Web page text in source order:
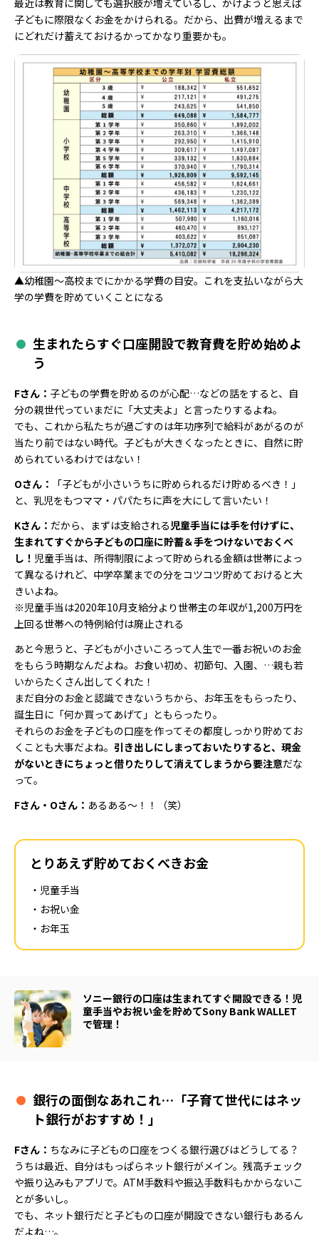
最近は教育に関しても選択肢が増えているし、かけようと思えば
子どもに際限なくお金をかけられる。だから、出費が増えるまで
にどれだけ蓄えておけるかってかなり重要かも。
▲幼稚園～高校までにかかる学費の目安。これを支払いながら大
学の学費を貯めていくことになる
生まれたらすぐ口座開設で教育費を貯め始めよ
う
Fさん： 子どもの学費を貯めるのが心配…などの話をすると、自
分の親世代っていまだに「大丈夫よ」と言ったりするよね。
でも、これから私たちが過ごすのは年功序列で給料があがるのが
当たり前ではない時代。子どもが大きくなったときに、自然に貯
められているわけではない！
Oさん：
「子どもが小さいうちに貯められるだけ貯めるべき！」
と、乳児をもつママ・パパたちに声を大にして言いたい！
Kさん： だから、まずは支給される児童手当には手を付けずに、
生まれてすぐから子どもの口座に貯蓄＆手をつけないでおくべ
し！ 児童手当は、所得制限によって貯められる金額は世帯によっ
て異なるけれど、中学卒業までの分をコツコツ貯めておけると大
きいよね。
※児童手当は2020年10月支給分より世帯主の年収が1,200万円を
上回る世帯への特例給付は廃止される
あと今思うと、子どもが小さいころって人生で一番お祝いのお金
をもらう時期なんだよね。お食い初め、初節句、入園、…親も若
いからたくさん出してくれた！
まだ自分のお金と認識できないうちから、お年玉をもらったり、
誕生日に「何か買ってあげて」ともらったり。
それらのお金を子どもの口座を作ってその都度しっかり貯めてお
くことも大事だよね。 引き出しにしまっておいたりすると、現金
がないときにちょっと借りたりして消えてしまうから要注意だな
って。
Fさん・Oさん： あるある～！！（笑）
とりあえず貯めておくべきお金
児童手当
お祝い金
お年玉
ソニー銀行の口座は生まれてすぐ開設できる！児
童手当やお祝い金を貯めてSony Bank WALLET
で管理！
銀行の面倒なあれこれ…「子育て世代にはネッ
ト銀行がおすすめ！」
Fさん： ちなみに子どもの口座をつくる銀行選びはどうしてる？
うちは最近、自分はもっぱらネット銀行がメイン。残高チェック
や振り込みもアプリで。ATM手数料や振込手数料もかからないこ
とが多いし。
でも、ネット銀行だと子どもの口座が開設できない銀行もあるん
だよね…。